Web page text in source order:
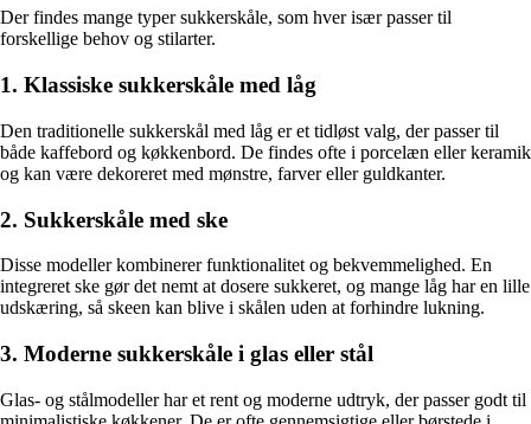
Der findes mange typer sukkerskåle, som hver især passer til
forskellige behov og stilarter.
1. Klassiske sukkerskåle med låg
Den traditionelle sukkerskål med låg er et tidløst valg, der passer til
både kaffebord og køkkenbord. De findes ofte i porcelæn eller keramik
og kan være dekoreret med mønstre, farver eller guldkanter.
2. Sukkerskåle med ske
Disse modeller kombinerer funktionalitet og bekvemmelighed. En
integreret ske gør det nemt at dosere sukkeret, og mange låg har en lille
udskæring, så skeen kan blive i skålen uden at forhindre lukning.
3. Moderne sukkerskåle i glas eller stål
Glas- og stålmodeller har et rent og moderne udtryk, der passer godt til